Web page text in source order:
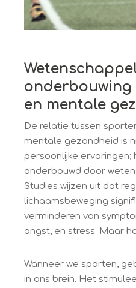
en mentale
De relatie tussen
mentale gezondheid is
persoonlijke ervaringen;
onderbouwd door
Studies wijzen uit dat
lichaamsbeweging
verminderen van
angst, en stress. Maar
Wanneer we sporten,
in ons brein. Het